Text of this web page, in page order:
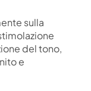
sulla
del tono,
e